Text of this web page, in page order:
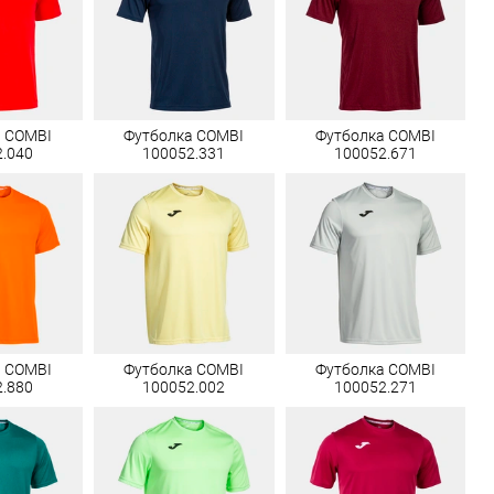
Футболка COMBI
100052.331
Футболка COMBI
100052.671
Футболка COMBI
100052.002
Футболка COMBI
100052.271